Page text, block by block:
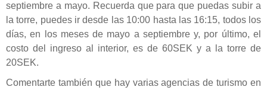
septiembre a mayo. Recuerda que para que puedas subir a
la torre, puedes ir desde las 10:00 hasta las 16:15, todos los
días, en los meses de mayo a septiembre y, por último, el
costo del ingreso al interior, es de 60SEK y a la torre de
20SEK.
Comentarte también que hay varias agencias de turismo en